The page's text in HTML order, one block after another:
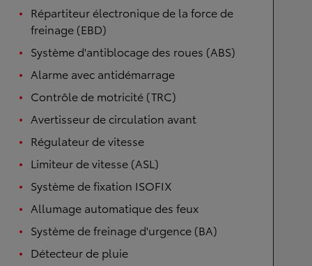
Répartiteur électronique de la force de
freinage (EBD)
Système d'antiblocage des roues (ABS)
Alarme avec antidémarrage
Contrôle de motricité (TRC)
Avertisseur de circulation avant
Régulateur de vitesse
Limiteur de vitesse (ASL)
Système de fixation ISOFIX
Allumage automatique des feux
Système de freinage d'urgence (BA)
Détecteur de pluie